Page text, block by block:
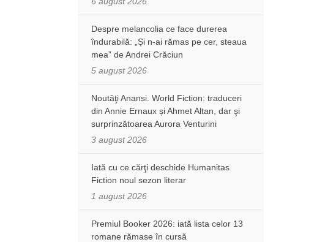
Despre melancolia ce face durerea
îndurabilă: „Și n-ai rămas pe cer, steaua
mea” de Andrei Crăciun
5 august 2026
Noutăţi Anansi. World Fiction: traduceri
din Annie Ernaux și Ahmet Altan, dar şi
surprinzătoarea Aurora Venturini
3 august 2026
Iată cu ce cărţi deschide Humanitas
Fiction noul sezon literar
1 august 2026
Premiul Booker 2026: iată lista celor 13
romane rămase în cursă